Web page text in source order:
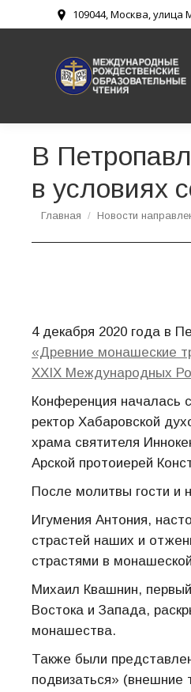
109044, Москва, улица
В
в условиях
Вы здесь:
Главная Новости
4 декабря 2020 года в
«Древние монашеские
XXIX Международных
Конференция началась
ректор Хабаровской
храма святителя
Арской протоиерей
После молитвы гости и
Игумения Антония,
страстей наших и
страстями в
Михаил Квашнин,
Востока и Запада,
монашества.
Также были
подвизаться» (внешние